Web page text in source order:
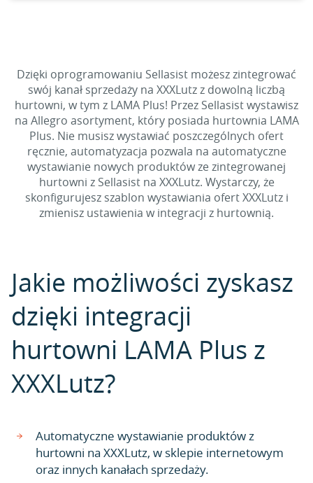
Dzięki oprogramowaniu Sellasist możesz zintegrować
swój kanał sprzedaży na XXXLutz z dowolną liczbą
hurtowni, w tym z LAMA Plus! Przez Sellasist wystawisz
na Allegro asortyment, który posiada hurtownia LAMA
Plus. Nie musisz wystawiać poszczególnych ofert
ręcznie, automatyzacja pozwala na automatyczne
wystawianie nowych produktów ze zintegrowanej
hurtowni z Sellasist na XXXLutz. Wystarczy, że
skonfigurujesz szablon wystawiania ofert XXXLutz i
zmienisz ustawienia w integracji z hurtownią.
Jakie możliwości zyskasz
dzięki integracji
hurtowni LAMA Plus z
XXXLutz?
Automatyczne wystawianie produktów z
hurtowni na XXXLutz, w sklepie internetowym
oraz innych kanałach sprzedaży.